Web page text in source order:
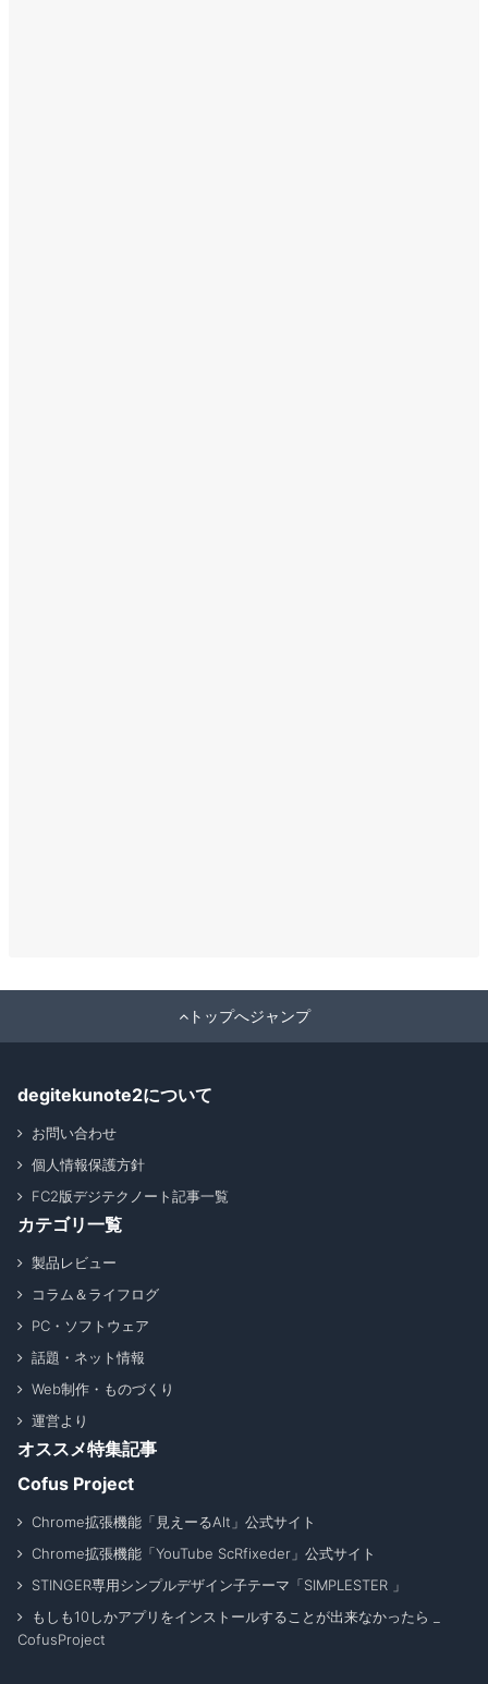
トップへジャンプ
degitekunote2について
お問い合わせ
個人情報保護方針
FC2版デジテクノート記事一覧
カテゴリ一覧
製品レビュー
コラム＆ライフログ
PC・ソフトウェア
話題・ネット情報
Web制作・ものづくり
運営より
オススメ特集記事
Cofus Project
Chrome拡張機能「見えーるAlt」公式サイト
Chrome拡張機能「YouTube ScRfixeder」公式サイト
STINGER専用シンプルデザイン子テーマ「SIMPLESTER 」
もしも10しかアプリをインストールすることが出来なかったら _
CofusProject